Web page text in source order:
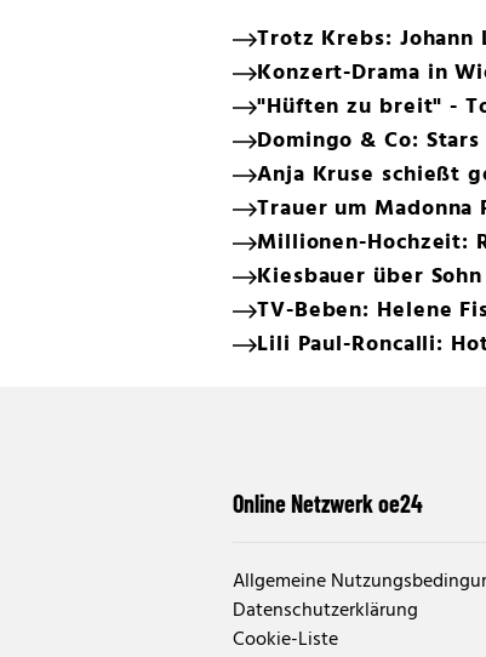
Trotz Krebs: Johann
Konzert-Drama in
"Hüften zu breit" -
Domingo & Co:
Anja Kruse schießt
Trauer um
Millionen-Hochzeit:
Kiesbauer über
TV-Beben: Helene
Lili Paul-Roncalli:
Online Netzwerk oe24
Allgemeine
Datenschutzerklärung
Cookie-Liste